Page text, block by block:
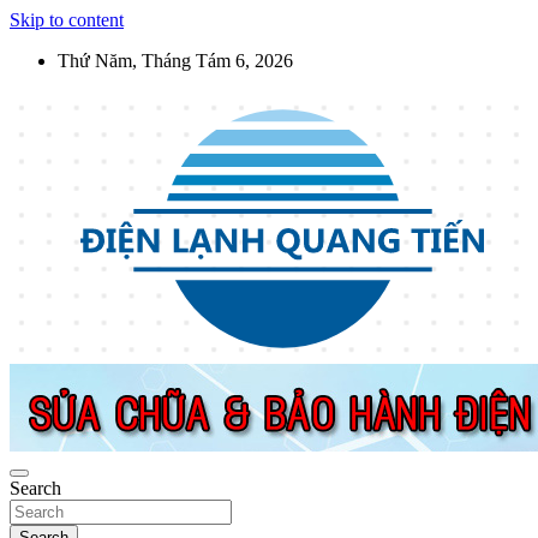
Skip to content
Thứ Năm, Tháng Tám 6, 2026
Điện Lạnh Quang Tiến
Sửa chữa thiết bị điện lạnh, điện dân dụng, thiết bị nhà bếp tại Hà
Search